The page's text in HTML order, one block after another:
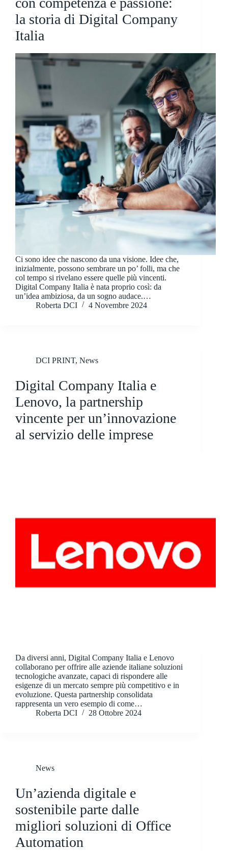
la storia di Digital Company
Italia
Ci sono idee che nascono da una visione. Idee che,
inizialmente, possono sembrare un po’ folli, ma che
col tempo si rivelano essere quelle più vincenti.
Digital Company Italia è nata proprio così: da
un’idea ambiziosa, da un sogno audace.…
Roberta DCI
4 Novembre 2024
DCI PRINT, News
Digital Company Italia e
Lenovo, la partnership
vincente per un’innovazione
al servizio delle imprese
Da diversi anni, Digital Company Italia e Lenovo
collaborano per offrire alle aziende italiane soluzioni
tecnologiche avanzate, capaci di rispondere alle
esigenze di un mercato sempre più competitivo e in
evoluzione. Questa partnership consolidata
rappresenta un vero esempio di come…
Roberta DCI
28 Ottobre 2024
News
Un’azienda digitale e
sostenibile parte dalle
migliori soluzioni di Office
Automation